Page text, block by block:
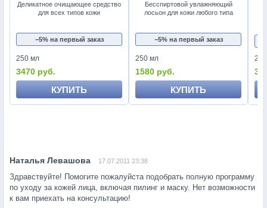
Деликатное очищающее средство
для всех типов кожи
−5% на первый заказ
250 мл
3470 руб.
КУПИТЬ
Бесспиртовой увлажняющий
лосьон для кожи любого типа
−5% на первый заказ
250 мл
1580 руб.
КУПИТЬ
17.07.2011 23:38
Здравствуйте! Помогите пожалуйста подобрать полную программу
по уходу за кожей лица, включая пилинг и маску. Нет возможности
к вам приехать на консультацию!